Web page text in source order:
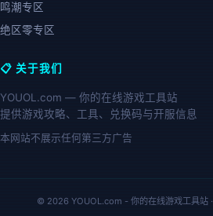
鸣潮专区
绝区零专区
📋 关于我们
YOUOL.com — 你的在线游戏工具站
提供游戏攻略、工具、兑换码与开服信息
本网站不展示任何第三方广告
© 2026 YOUOL.com - 你的在线游戏工具站 ·